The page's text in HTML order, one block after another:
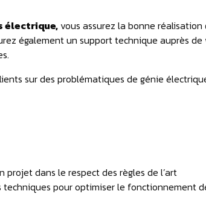
électrique, vous assurez la bonne réalisation
également un support technique auprès
sur des problématiques de génie
projet dans le respect des règles de l’art
pour optimiser le fonctionnement